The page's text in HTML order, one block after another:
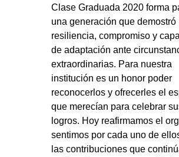
Clase Graduada 2020 forma
una generación que demostró
resiliencia, compromiso y
de adaptación ante
extraordinarias. Para nuestra
institución es un honor poder
reconocerlos y ofrecerles el
que merecían para celebrar
logros. Hoy reafirmamos el
sentimos por cada uno de
las contribuciones que